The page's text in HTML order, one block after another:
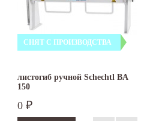
СНЯТ С ПРОИЗВОДСТВА
листогиб ручной Schechtl BA
150
0 ₽